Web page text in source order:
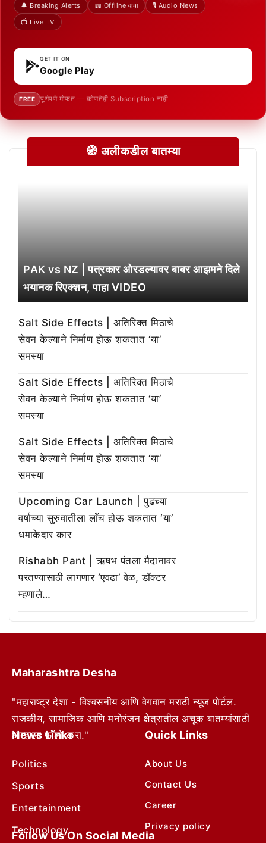
🔔 Breaking Alerts 📖 Offline वाचा
🎙️ Audio News
📺 Live TV
GET IT ON
Google Play
FREE पूर्णपणे मोफत — कोणतेही Subscription नाही
🧭 अलीकडील बातम्या
PAK vs NZ | पत्रकार ओरडल्यावर बाबर आझमने दिले
भयानक रिएक्शन, पाहा VIDEO
Salt Side Effects | अतिरिक्त मिठाचे
सेवन केल्याने निर्माण होऊ शकतात ‘या’
समस्या
Salt Side Effects | अतिरिक्त मिठाचे
सेवन केल्याने निर्माण होऊ शकतात ‘या’
समस्या
Salt Side Effects | अतिरिक्त मिठाचे
सेवन केल्याने निर्माण होऊ शकतात ‘या’
समस्या
Upcoming Car Launch | पुढच्या
वर्षाच्या सुरुवातीला लाँच होऊ शकतात ‘या’
धमाकेदार कार
Rishabh Pant | ऋषभ पंतला मैदानावर
परतण्यासाठी लागणार ‘एवढा’ वेळ, डॉक्टर
म्हणाले…
Maharashtra Desha
"महाराष्ट्र देशा - विश्वसनीय आणि वेगवान मराठी न्यूज पोर्टल.
राजकीय, सामाजिक आणि मनोरंजन क्षेत्रातील अचूक बातम्यांसाठी
आम्हाला फॉलो करा."
News Links
Politics
Sports
Entertainment
Technology
Quick Links
About Us
Contact Us
Career
Privacy policy
Follow Us On Social Media